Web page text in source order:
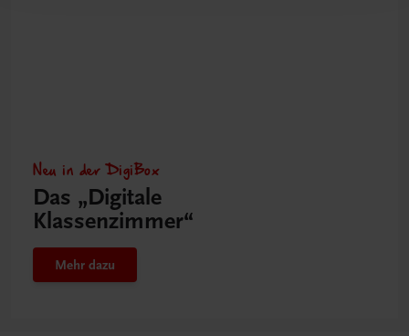
Neu in der DigiBox
Das „Digitale
Klassenzimmer“
Mehr dazu